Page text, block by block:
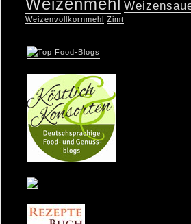
Weizenmehl
Weizenvollkornmehl Zimt